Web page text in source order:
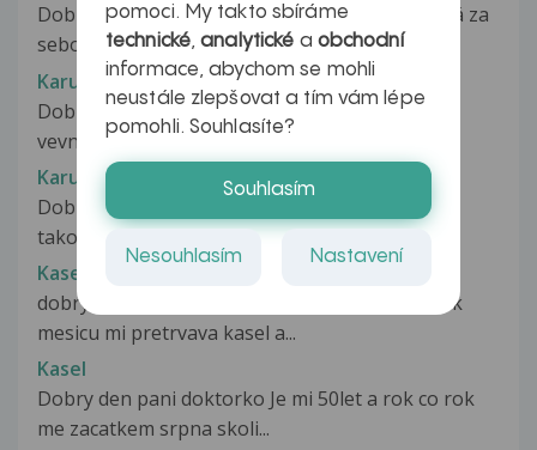
Dobrý den, můj dotaz se týká 11 leté dcerky. Má za
sebou už třetí operaci karunkuly...
Karunkuly
Dobrý den, již druhý týden mě bolí po močení
vevnitř močové trubice. Bodava...
Karunkuly?
Dobrý den již delší dobu mám v močové trubici
takový jako výstupupek. Nikdy...
Kasel
dobry vecer rada bych se vas zeptala uz nekolik
mesicu mi pretrvava kasel a...
Kasel
Dobry den pani doktorko Je mi 50let a rok co rok
me zacatkem srpna skoli...
pomoci. My takto sbíráme
technické,analytické a obchodní
informace, abychom se mohli
neustále zlepšovat a tím vám lépe
pomohli. Souhlasíte?
Souhlasím
Nesouhlasím Nastavení